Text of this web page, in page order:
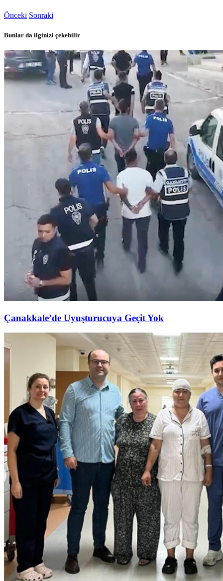
Önceki Sonraki
Bunlar da ilginizi çekebilir
Çanakkale’de Uyuşturucuya Geçit Yok